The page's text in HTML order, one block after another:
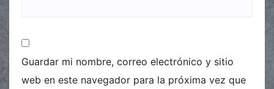
Guardar mi nombre, correo electrónico y sitio
web en este navegador para la próxima vez que